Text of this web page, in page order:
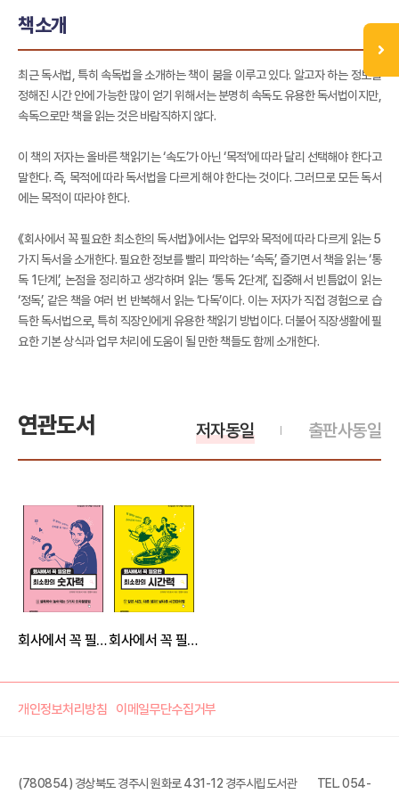
책소개
최근 독서법, 특히 속독법을 소개하는 책이 붐을 이루고 있다. 알고자 하는 정보를
정해진 시간 안에 가능한 많이 얻기 위해서는 분명히 속독도 유용한 독서법이지만,
속독으로만 책을 읽는 것은 바람직하지 않다.
이 책의 저자는 올바른 책읽기는 ‘속도’가 아닌 ‘목적’에 따라 달리 선택해야 한다고
말한다. 즉, 목적에 따라 독서법을 다르게 해야 한다는 것이다. 그러므로 모든 독서
에는 목적이 따라야 한다.
《회사에서 꼭 필요한 최소한의 독서법》에서는 업무와 목적에 따라 다르게 읽는 5
가지 독서을 소개한다. 필요한 정보를 빨리 파악하는 ‘속독’, 즐기면서 책을 읽는 ‘통
독 1단계’, 논점을 정리하고 생각하며 읽는 ‘통독 2단계’, 집중해서 빈틈없이 읽는
‘정독’, 같은 책을 여러 번 반복해서 읽는 ‘다독’이다. 이는 저자가 직접 경험으로 습
득한 독서법으로, 특히 직장인에게 유용한 책읽기 방법이다. 더불어 직장생활에 필
요한 기본 상식과 업무 처리에 도움이 될 만한 책들도 함께 소개한다.
연관도서 출판사동일
저자동일
회사에서 꼭 필요한 최소한의 숫자력 회사에서 꼭 필요한 최소한의 시간력
개인정보처리방침 이메일무단수집거부
(780854) 경상북도 경주시 원화로 431-12 경주시립도서관 TEL. 054-